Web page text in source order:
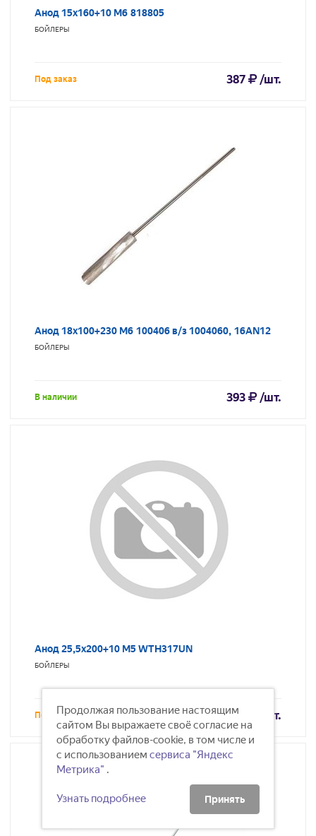
Анод 15х160+10 М6 818805
БОЙЛЕРЫ
Под заказ 387 /шт.
Анод 18х100+230 М6 100406 в/з 1004060, 16AN12
БОЙЛЕРЫ
В наличии 393 /шт.
Анод 25,5х200+10 М5 WTH317UN
БОЙЛЕРЫ
Под заказ 393 /шт.
Продолжая пользование настоящим
сайтом Вы выражаете своё согласие на
обработку файлов-cookie, в том числе и
с использованием сервиса "Яндекс
Метрика" .
Узнать подробнее Принять